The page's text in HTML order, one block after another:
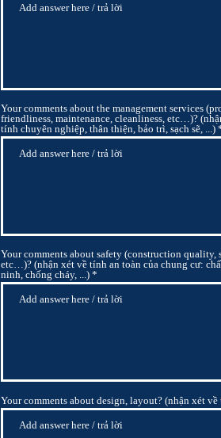
Your comments about the management services
friendliness, maintenance, cleanliness, etc…)?
tính chuyên nghiệp, thân thiện, bảo trì, sạch sẽ, ...)
Your comments about safety (construction quality,
etc…)? (nhận xét về tính an toàn của chung cư:
ninh, chống cháy, ...)
Your comments about design, layout? (nhận xét